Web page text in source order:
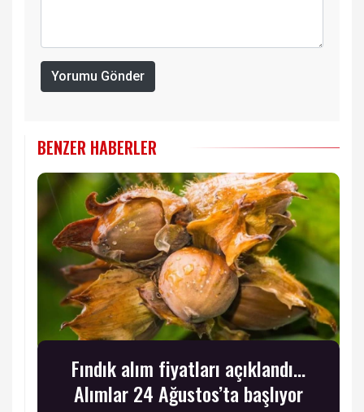
Yorumu Gönder
BENZER HABERLER
Fındık alım fiyatları açıklandı...
Alımlar 24 Ağustos’ta başlıyor